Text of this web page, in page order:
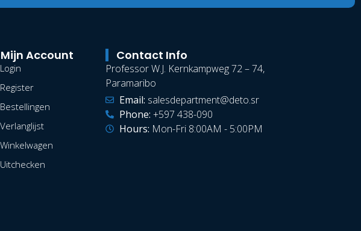
Mijn Account
Login
Register
Bestellingen
Verlanglijst
Winkelwagen
Uitchecken
Contact Info
Professor W.J. Kernkampweg 72 – 74,
Paramaribo
Email: salesdepartment@deto.sr
Phone: +597 438-090
Hours: Mon-Fri 8:00AM - 5:00PM